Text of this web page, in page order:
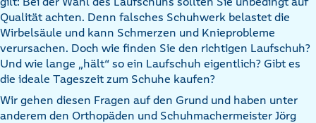
Qualität achten. Denn falsches Schuhwerk belastet die
Wirbelsäule und kann Schmerzen und Knieprobleme
verursachen. Doch wie finden Sie den richtigen Laufschuh?
Und wie lange „hält“ so ein Laufschuh eigentlich? Gibt es
die ideale Tageszeit zum Schuhe kaufen?
Wir gehen diesen Fragen auf den Grund und haben unter
anderem den Orthopäden und Schuhmachermeister Jörg